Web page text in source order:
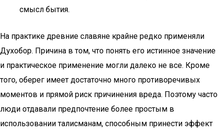
смысл бытия.
На практике древние славяне крайне редко применяли
Духобор. Причина в том, что понять его истинное значение
и практическое применение могли далеко не все. Кроме
того, оберег имеет достаточно много противоречивых
моментов и прямой риск причинения вреда. Поэтому часто
люди отдавали предпочтение более простым в
использовании талисманам, способным принести эффект